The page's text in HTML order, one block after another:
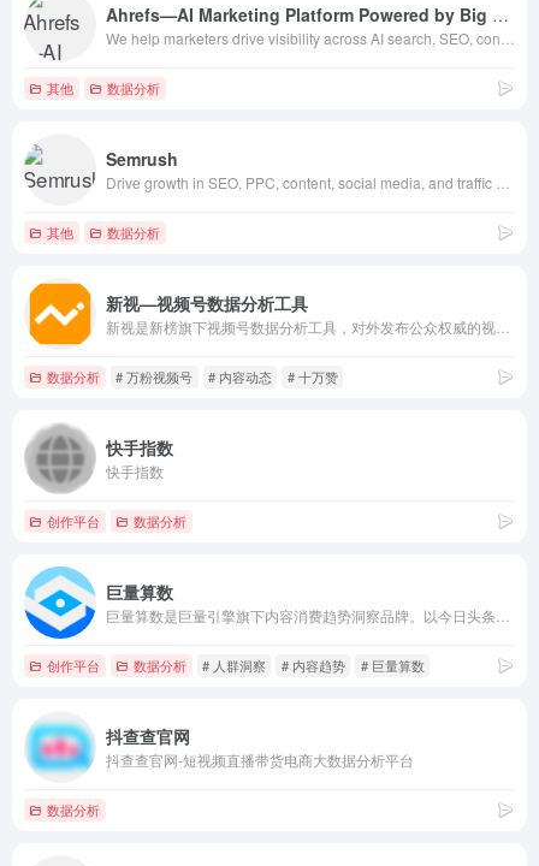
Ahrefs—AI Marketing Platform Powered by Big Data
其他 数据分析
Semrush
其他 数据分析
新视—视频号数据分析工具
数据分析 # 万粉视频号 # 内容动态 # 十万赞
快手指数
快手指数
创作平台 数据分析
巨量算数
创作平台 数据分析 # 人群洞察 # 内容趋势 # 巨量算数
抖查查官网
抖查查官网-短视频直播带货电商大数据分析平台
数据分析